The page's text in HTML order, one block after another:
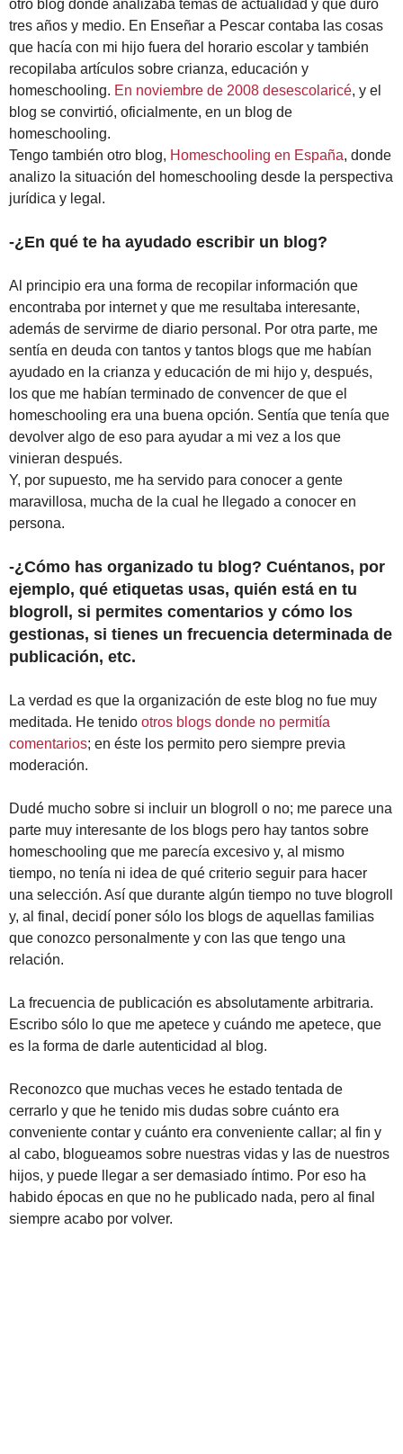
otro blog donde analizaba temas de actualidad y que duró
tres años y medio. En Enseñar a Pescar contaba las cosas
que hacía con mi hijo fuera del horario escolar y también
recopilaba artículos sobre crianza, educación y
homeschooling. En noviembre de 2008 desescolaricé, y el
blog se convirtió, oficialmente, en un blog de
homeschooling.
Tengo también otro blog, Homeschooling en España, donde
analizo la situación del homeschooling desde la perspectiva
jurídica y legal.
-¿En qué te ha ayudado escribir un blog?
Al principio era una forma de recopilar información que
encontraba por internet y que me resultaba interesante,
además de servirme de diario personal. Por otra parte, me
sentía en deuda con tantos y tantos blogs que me habían
ayudado en la crianza y educación de mi hijo y, después,
los que me habían terminado de convencer de que el
homeschooling era una buena opción. Sentía que tenía que
devolver algo de eso para ayudar a mi vez a los que
vinieran después.
Y, por supuesto, me ha servido para conocer a gente
maravillosa, mucha de la cual he llegado a conocer en
persona.
-¿Cómo has organizado tu blog? Cuéntanos, por
ejemplo, qué etiquetas usas, quién está en tu
blogroll, si permites comentarios y cómo los
gestionas, si tienes un frecuencia determinada de
publicación, etc.
La verdad es que la organización de este blog no fue muy
meditada. He tenido otros blogs donde no permitía
comentarios; en éste los permito pero siempre previa
moderación.
Dudé mucho sobre si incluir un blogroll o no; me parece una
parte muy interesante de los blogs pero hay tantos sobre
homeschooling que me parecía excesivo y, al mismo
tiempo, no tenía ni idea de qué criterio seguir para hacer
una selección. Así que durante algún tiempo no tuve blogroll
y, al final, decidí poner sólo los blogs de aquellas familias
que conozco personalmente y con las que tengo una
relación.
La frecuencia de publicación es absolutamente arbitraria.
Escribo sólo lo que me apetece y cuándo me apetece, que
es la forma de darle autenticidad al blog.
Reconozco que muchas veces he estado tentada de
cerrarlo y que he tenido mis dudas sobre cuánto era
conveniente contar y cuánto era conveniente callar; al fin y
al cabo, blogueamos sobre nuestras vidas y las de nuestros
hijos, y puede llegar a ser demasiado íntimo. Por eso ha
habido épocas en que no he publicado nada, pero al final
siempre acabo por volver.